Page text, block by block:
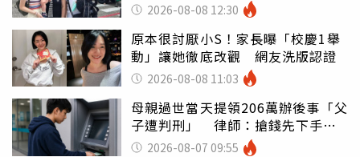
2026-08-08 12:30
原本很討厭小S！家長曝「校慶1舉
動」讓她徹底改觀 網友洗版認證
2026-08-08 11:03
母親過世當天提領206萬辦後事「父
子遭判刑」 律師：搶錢先下手是
罪 2026-08-07 09:55